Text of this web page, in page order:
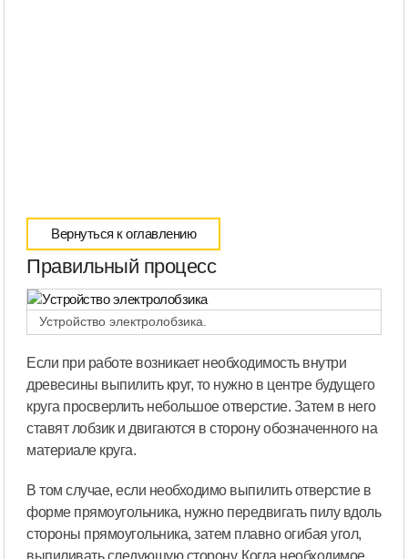
Вернуться к оглавлению
Правильный процесс
Устройство электролобзика.
Если при работе возникает необходимость внутри
древесины выпилить круг, то нужно в центре будущего
круга просверлить небольшое отверстие. Затем в него
ставят лобзик и двигаются в сторону обозначенного на
материале круга.
В том случае, если необходимо выпилить отверстие в
форме прямоугольника, нужно передвигать пилу вдоль
стороны прямоугольника, затем плавно огибая угол,
выпиливать следующую сторону. Когда необходимое